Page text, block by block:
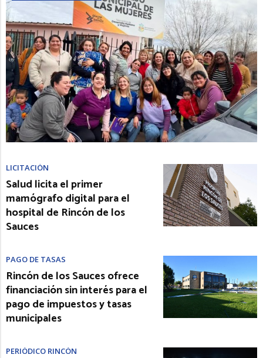
LICITACIÓN
Salud licita el primer
mamógrafo digital para el
hospital de Rincón de los
Sauces
PAGO DE TASAS
Rincón de los Sauces ofrece
financiación sin interés para el
pago de impuestos y tasas
municipales
PERIÓDICO RINCÓN